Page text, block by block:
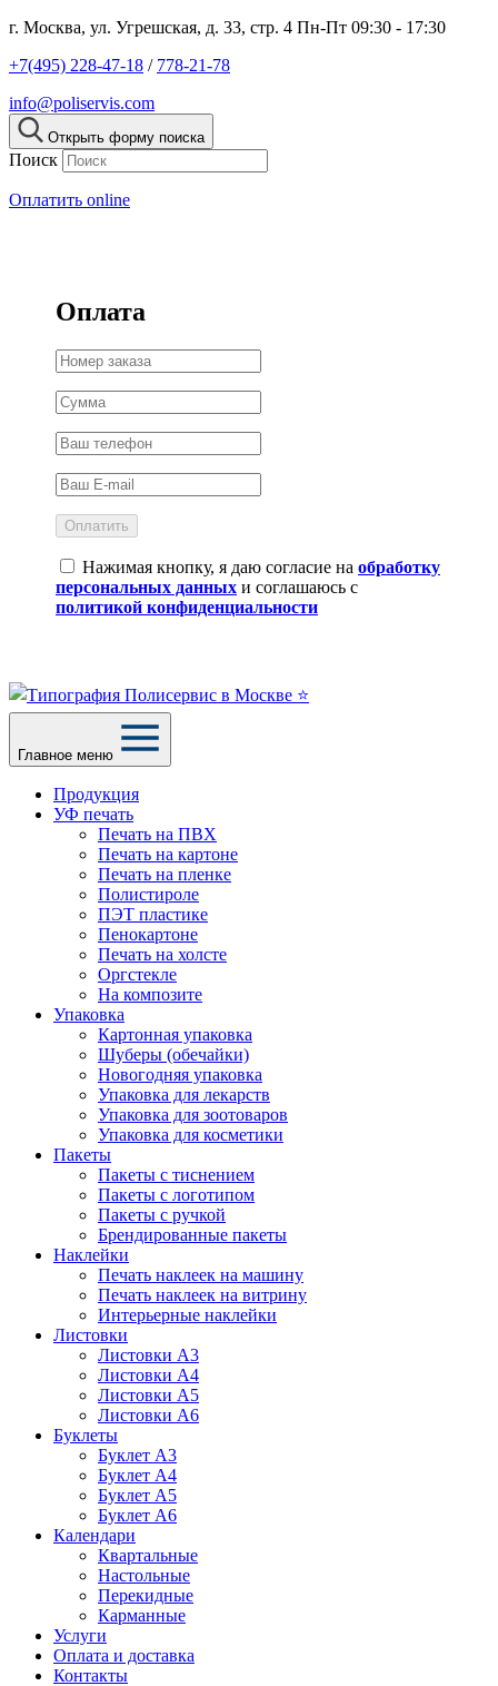
г. Москва, ул. Угрешская, д. 33, стр. 4 Пн-Пт 09:30 - 17:30
+7(495) 228-47-18 / 778-21-78
info@poliservis.com
Открыть форму поиска
Поиск
Оплатить online
Оплата
Оплатить
Нажимая кнопку, я даю согласие на обработку
персональных данных и соглашаюсь с
политикой конфиденциальности
Главное меню
Продукция
УФ печать
Печать на ПВХ
Печать на картоне
Печать на пленке
Полистироле
ПЭТ пластике
Пенокартоне
Печать на холсте
Оргстекле
На композите
Упаковка
Картонная упаковка
Шуберы (обечайки)
Новогодняя упаковка
Упаковка для лекарств
Упаковка для зоотоваров
Упаковка для косметики
Пакеты
Пакеты с тиснением
Пакеты с логотипом
Пакеты с ручкой
Брендированные пакеты
Наклейки
Печать наклеек на машину
Печать наклеек на витрину
Интерьерные наклейки
Листовки
Листовки А3
Листовки А4
Листовки А5
Листовки А6
Буклеты
Буклет А3
Буклет А4
Буклет А5
Буклет А6
Календари
Квартальные
Настольные
Перекидные
Карманные
Услуги
Оплата и доставка
Контакты